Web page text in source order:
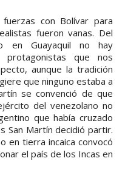
con Bolívar para
fueron vanas. Del
en Guayaquil no hay
que nos
aunque la tradición
que ninguno estaba a
se convenció de que
del venezolano no
que había cruzado
San Martín decidió partir.
en tierra incaica convocó
el país de los Incas en